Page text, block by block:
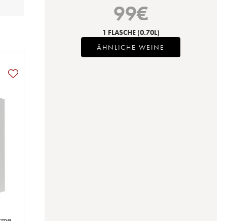
99€
1 FLASCHE (0.70L)
ÄHNLICHE WEINE